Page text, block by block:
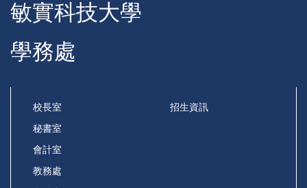
敏實科技大學
學務處
校長室
秘書室
會計室
教務處
招生資訊